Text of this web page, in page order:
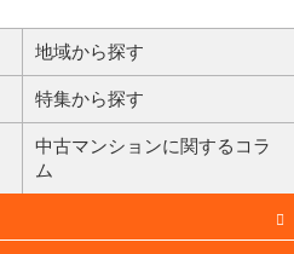
地域から探す
特集から探す
中古マンションに関するコラ
ム